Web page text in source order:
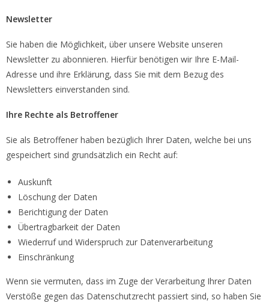
Newsletter
Sie haben die Möglichkeit, über unsere Website unseren
Newsletter zu abonnieren. Hierfür benötigen wir Ihre E-Mail-
Adresse und ihre Erklärung, dass Sie mit dem Bezug des
Newsletters einverstanden sind.
Ihre Rechte als Betroffener
Sie als Betroffener haben bezüglich Ihrer Daten, welche bei uns
gespeichert sind grundsätzlich ein Recht auf:
Auskunft
Löschung der Daten
Berichtigung der Daten
Übertragbarkeit der Daten
Wiederruf und Widerspruch zur Datenverarbeitung
Einschränkung
Wenn sie vermuten, dass im Zuge der Verarbeitung Ihrer Daten
Verstöße gegen das Datenschutzrecht passiert sind, so haben Sie